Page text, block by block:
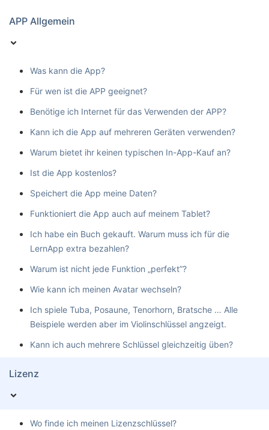
APP Allgemein
Was kann die App?
Für wen ist die APP geeignet?
Benötige ich Internet für das Verwenden der APP?
Kann ich die App auf mehreren Geräten verwenden?
Warum bietet ihr keinen typischen In-App-Kauf an?
Ist die App kostenlos?
Speichert die App meine Daten?
Funktioniert die App auch auf meinem Tablet?
Ich habe ein Buch gekauft. Warum muss ich für die
LernApp extra bezahlen?
Warum ist nicht jede Funktion „perfekt”?
Wie kann ich meinen Avatar wechseln?
Ich spiele Tuba, Posaune, Tenorhorn, Bratsche … Alle
Beispiele werden aber im Violinschlüssel angzeigt.
Kann ich auch mehrere Schlüssel gleichzeitig üben?
Lizenz
Wo finde ich meinen Lizenzschlüssel?